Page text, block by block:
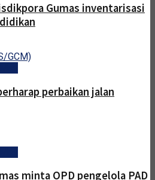
Gumas inventarisasi
perbaikan jalan
minta OPD pengelola PAD